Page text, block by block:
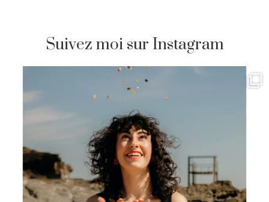
Suivez moi sur Instagram